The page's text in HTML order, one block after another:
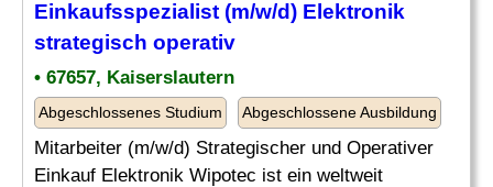
Einkaufsspezialist (m/w/d) Elektronik
strategisch operativ
• 67657, Kaiserslautern
Abgeschlossenes Studium Abgeschlossene Ausbildung
Mitarbeiter (m/w/d) Strategischer und Operativer
Einkauf Elektronik Wipotec ist ein weltweit